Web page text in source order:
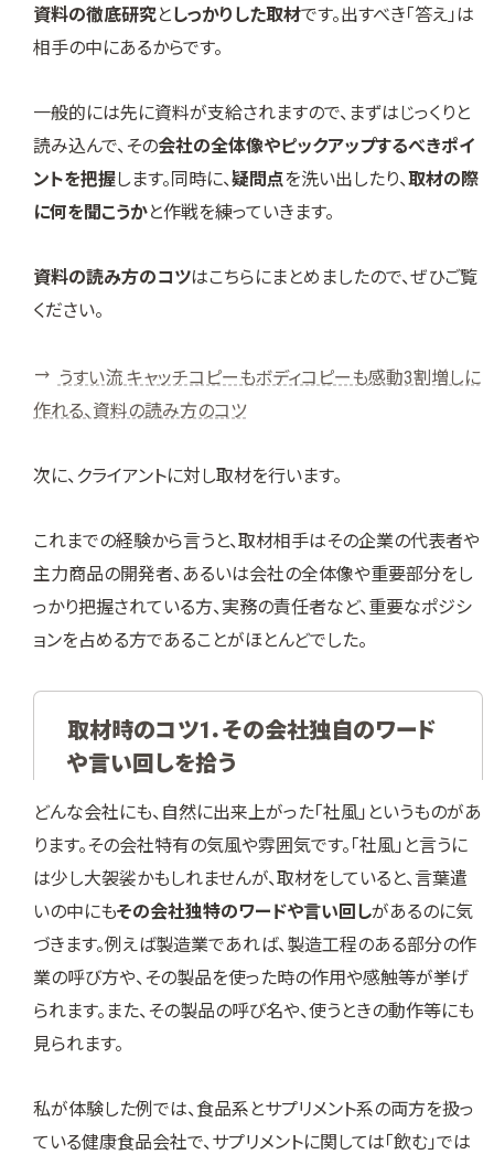
資料の徹底研究としっかりした取材です。出すべき「答え」は
相手の中にあるからです。
一般的には先に資料が支給されますので、まずはじっくりと
読み込んで、その会社の全体像やピックアップするべきポイ
ントを把握します。同時に、疑問点を洗い出したり、取材の際
に何を聞こうかと作戦を練っていきます。
資料の読み方のコツはこちらにまとめましたので、ぜひご覧
ください。
うすい流 キャッチコピーもボディコピーも感動3割増しに
作れる、資料の読み方のコツ
次に、クライアントに対し取材を行います。
これまでの経験から言うと、取材相手はその企業の代表者や
主力商品の開発者、あるいは会社の全体像や重要部分をし
っかり把握されている方、実務の責任者など、重要なポジシ
ョンを占める方であることがほとんどでした。
取材時のコツ1．その会社独自のワード
や言い回しを拾う
どんな会社にも、自然に出来上がった「社風」というものがあ
ります。その会社特有の気風や雰囲気です。「社風」と言うに
は少し大袈裟かもしれませんが、取材をしていると、言葉遣
いの中にもその会社独特のワードや言い回しがあるのに気
づきます。例えば製造業であれば、製造工程のある部分の作
業の呼び方や、その製品を使った時の作用や感触等が挙げ
られます。また、その製品の呼び名や、使うときの動作等にも
見られます。
私が体験した例では、食品系とサプリメント系の両方を扱っ
ている健康食品会社で、サプリメントに関しては「飲む」では